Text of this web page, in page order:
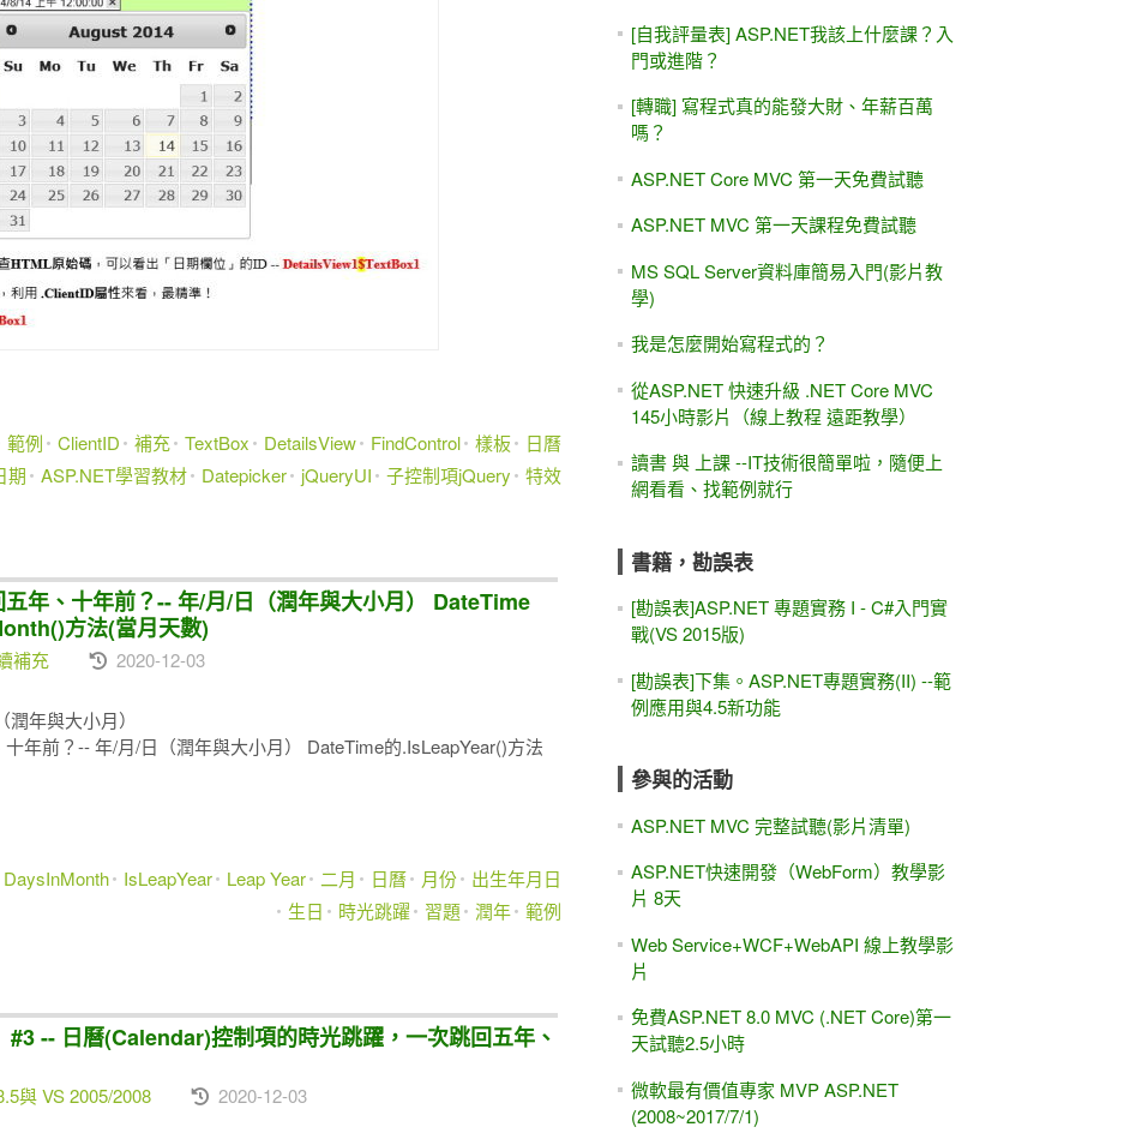
範例 ClientID 補充 TextBox DetailsView FindControl 樣板
日曆
期 ASP.NET學習教材 Datepicker jQueryUI 子控制項jQuery 特效
年、十年前？-- 年/月/日（潤年與大小月） DateTime
方法(當月天數)
補充 2020-12-03
年與大小月）
年前？-- 年/月/日（潤年與大小月） DateTime的.IsLeapYear()方法
DaysInMonth IsLeapYear Leap Year 二月 日曆 月份
出生年月日
生日
時光跳躍 習題 潤年 範例
-- 日曆(Calendar)控制項的時光跳躍，一次跳回五年、
與 VS 2005/2008 2020-12-03
[自我評量表] ASP.NET我該上什麼課？入
門或進階？
[轉職] 寫程式真的能發大財、年薪百萬
嗎？
ASP.NET Core MVC 第一天免費試聽
ASP.NET MVC 第一天課程免費試聽
MS SQL Server資料庫簡易入門(影片教
學)
我是怎麼開始寫程式的？
從ASP.NET 快速升級 .NET Core MVC
145小時影片（線上教程 遠距教學）
讀書 與 上課 --IT技術很簡單啦，隨便上
網看看、找範例就行
書籍，勘誤表
[勘誤表]ASP.NET 專題實務 I - C#入門實
戰(VS 2015版)
[勘誤表]下集。ASP.NET專題實務(II) --範
例應用與4.5新功能
參與的活動
ASP.NET MVC 完整試聽(影片清單)
ASP.NET快速開發（WebForm）教學影
片 8天
Web Service+WCF+WebAPI 線上教學影
片
免費ASP.NET 8.0 MVC (.NET Core)第一
天試聽2.5小時
微軟最有價值專家 MVP ASP.NET
(2008~2017/7/1)